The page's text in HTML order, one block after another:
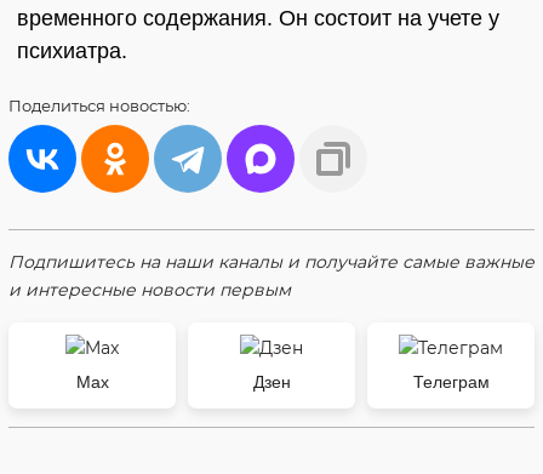
временного содержания. Он состоит на учете у
психиатра.
Поделиться новостью:
Подпишитесь на наши каналы и получайте самые важные
и интересные новости первым
Max Дзен Телеграм